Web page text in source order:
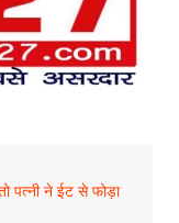
पत्नी ने ईट से फोड़ा